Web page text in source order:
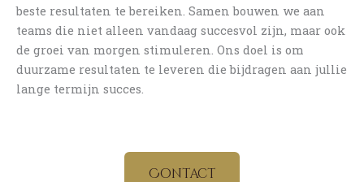
beste resultaten te bereiken. Samen bouwen we aan
teams die niet alleen vandaag succesvol zijn, maar ook
de groei van morgen stimuleren. Ons doel is om
duurzame resultaten te leveren die bijdragen aan jullie
lange termijn succes.
Contact